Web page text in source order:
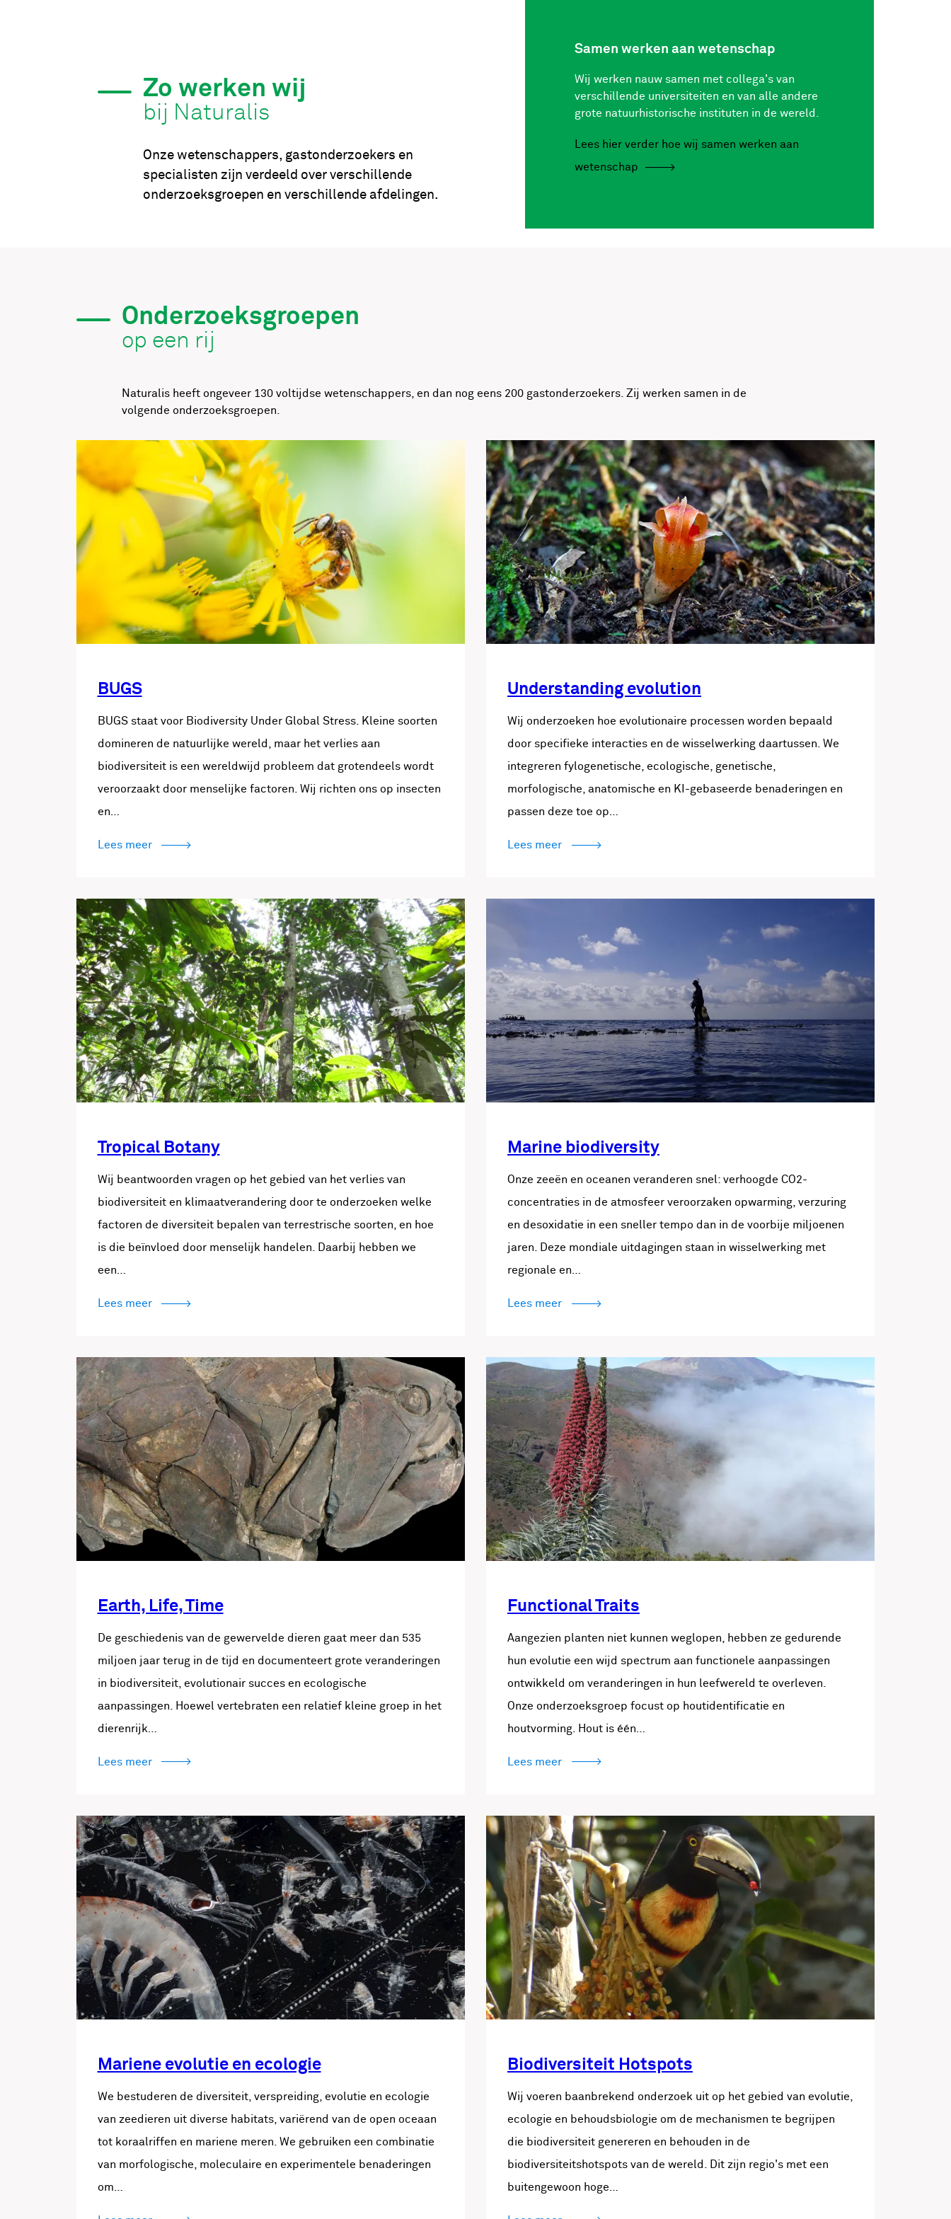
Zo werken wij
bij Naturalis
Onze wetenschappers, gastonderzoekers en
specialisten zijn verdeeld over verschillende
onderzoeksgroepen en verschillende afdelingen.
Samen werken aan wetenschap
Wij werken nauw samen met collega's van
verschillende universiteiten en van alle andere
grote natuurhistorische instituten in de wereld.
Lees hier verder hoe wij samen werken aan
wetenschap
Onderzoeksgroepen
op een rij
Naturalis heeft ongeveer 130 voltijdse wetenschappers, en dan nog eens 200 gastonderzoekers. Zij werken samen in de
volgende onderzoeksgroepen.
BUGS
BUGS staat voor Biodiversity Under Global Stress. Kleine soorten
domineren de natuurlijke wereld, maar het verlies aan
biodiversiteit is een wereldwijd probleem dat grotendeels wordt
veroorzaakt door menselijke factoren. Wij richten ons op insecten
en…
Lees meer
Understanding evolution
Wij onderzoeken hoe evolutionaire processen worden bepaald
door specifieke interacties en de wisselwerking daartussen. We
integreren fylogenetische, ecologische, genetische,
morfologische, anatomische en KI-gebaseerde benaderingen en
passen deze toe op…
Lees meer
Tropical Botany
Wij beantwoorden vragen op het gebied van het verlies van
biodiversiteit en klimaatverandering door te onderzoeken welke
factoren de diversiteit bepalen van terrestrische soorten, en hoe
is die beïnvloed door menselijk handelen. Daarbij hebben we
een…
Lees meer
Marine biodiversity
Onze zeeën en oceanen veranderen snel: verhoogde CO2-
concentraties in de atmosfeer veroorzaken opwarming, verzuring
en desoxidatie in een sneller tempo dan in de voorbije miljoenen
jaren. Deze mondiale uitdagingen staan in wisselwerking met
regionale en…
Lees meer
Earth, Life, Time
De geschiedenis van de gewervelde dieren gaat meer dan 535
miljoen jaar terug in de tijd en documenteert grote veranderingen
in biodiversiteit, evolutionair succes en ecologische
aanpassingen. Hoewel vertebraten een relatief kleine groep in het
dierenrijk…
Lees meer
Functional Traits
Aangezien planten niet kunnen weglopen, hebben ze gedurende
hun evolutie een wijd spectrum aan functionele aanpassingen
ontwikkeld om veranderingen in hun leefwereld te overleven.
Onze onderzoeksgroep focust op houtidentificatie en
houtvorming. Hout is één…
Lees meer
Mariene evolutie en ecologie
We bestuderen de diversiteit, verspreiding, evolutie en ecologie
van zeedieren uit diverse habitats, variërend van de open oceaan
tot koraalriffen en mariene meren. We gebruiken een combinatie
van morfologische, moleculaire en experimentele benaderingen
om…
Biodiversiteit Hotspots
Wij voeren baanbrekend onderzoek uit op het gebied van evolutie,
ecologie en behoudsbiologie om de mechanismen te begrijpen
die biodiversiteit genereren en behouden in de
biodiversiteitshotspots van de wereld. Dit zijn regio's met een
buitengewoon hoge…